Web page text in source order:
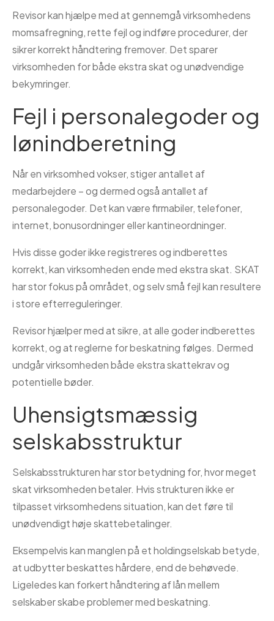
Revisor kan hjælpe med at gennemgå virksomhedens
momsafregning, rette fejl og indføre procedurer, der
sikrer korrekt håndtering fremover. Det sparer
virksomheden for både ekstra skat og unødvendige
bekymringer.
Fejl i personalegoder og
lønindberetning
Når en virksomhed vokser, stiger antallet af
medarbejdere – og dermed også antallet af
personalegoder. Det kan være firmabiler, telefoner,
internet, bonusordninger eller kantineordninger.
Hvis disse goder ikke registreres og indberettes
korrekt, kan virksomheden ende med ekstra skat. SKAT
har stor fokus på området, og selv små fejl kan resultere
i store efterreguleringer.
Revisor hjælper med at sikre, at alle goder indberettes
korrekt, og at reglerne for beskatning følges. Dermed
undgår virksomheden både ekstra skattekrav og
potentielle bøder.
Uhensigtsmæssig
selskabsstruktur
Selskabsstrukturen har stor betydning for, hvor meget
skat virksomheden betaler. Hvis strukturen ikke er
tilpasset virksomhedens situation, kan det føre til
unødvendigt høje skattebetalinger.
Eksempelvis kan manglen på et holdingselskab betyde,
at udbytter beskattes hårdere, end de behøvede.
Ligeledes kan forkert håndtering af lån mellem
selskaber skabe problemer med beskatning.